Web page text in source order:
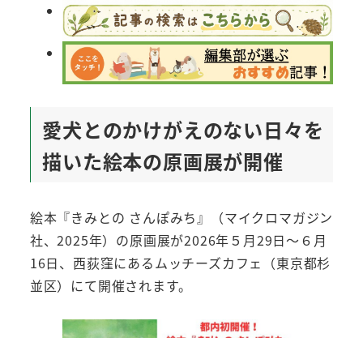
愛犬とのかけがえのない日々を
描いた絵本の原画展が開催
絵本『きみとの さんぽみち』（マイクロマガジン
社、2025年）の原画展が2026年５月29日～６月
16日、西荻窪にあるムッチーズカフェ（東京都杉
並区）にて開催されます。